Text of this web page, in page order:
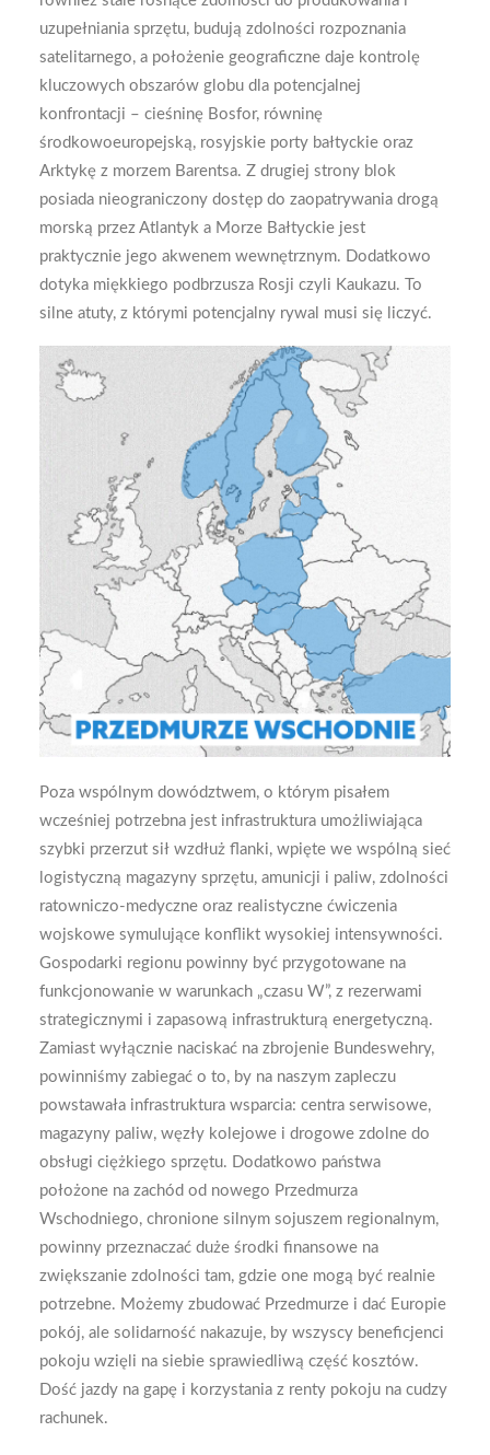
uzupełniania sprzętu, budują zdolności rozpoznania
satelitarnego, a położenie geograficzne daje kontrolę
kluczowych obszarów globu dla potencjalnej
konfrontacji – cieśninę Bosfor, równinę
środkowoeuropejską, rosyjskie porty bałtyckie oraz
Arktykę z morzem Barentsa. Z drugiej strony blok
posiada nieograniczony dostęp do zaopatrywania drogą
morską przez Atlantyk a Morze Bałtyckie jest
praktycznie jego akwenem wewnętrznym. Dodatkowo
dotyka miękkiego podbrzusza Rosji czyli Kaukazu. To
silne atuty, z którymi potencjalny rywal musi się liczyć.
Poza wspólnym dowództwem, o którym pisałem
wcześniej potrzebna jest infrastruktura umożliwiająca
szybki przerzut sił wzdłuż flanki, wpięte we wspólną sieć
logistyczną magazyny sprzętu, amunicji i paliw, zdolności
ratowniczo-medyczne oraz realistyczne ćwiczenia
wojskowe symulujące konflikt wysokiej intensywności.
Gospodarki regionu powinny być przygotowane na
funkcjonowanie w warunkach „czasu W”, z rezerwami
strategicznymi i zapasową infrastrukturą energetyczną.
Zamiast wyłącznie naciskać na zbrojenie Bundeswehry,
powinniśmy zabiegać o to, by na naszym zapleczu
powstawała infrastruktura wsparcia: centra serwisowe,
magazyny paliw, węzły kolejowe i drogowe zdolne do
obsługi ciężkiego sprzętu. Dodatkowo państwa
położone na zachód od nowego Przedmurza
Wschodniego, chronione silnym sojuszem regionalnym,
powinny przeznaczać duże środki finansowe na
zwiększanie zdolności tam, gdzie one mogą być realnie
potrzebne. Możemy zbudować Przedmurze i dać Europie
pokój, ale solidarność nakazuje, by wszyscy beneficjenci
pokoju wzięli na siebie sprawiedliwą część kosztów.
Dość jazdy na gapę i korzystania z renty pokoju na cudzy
rachunek.